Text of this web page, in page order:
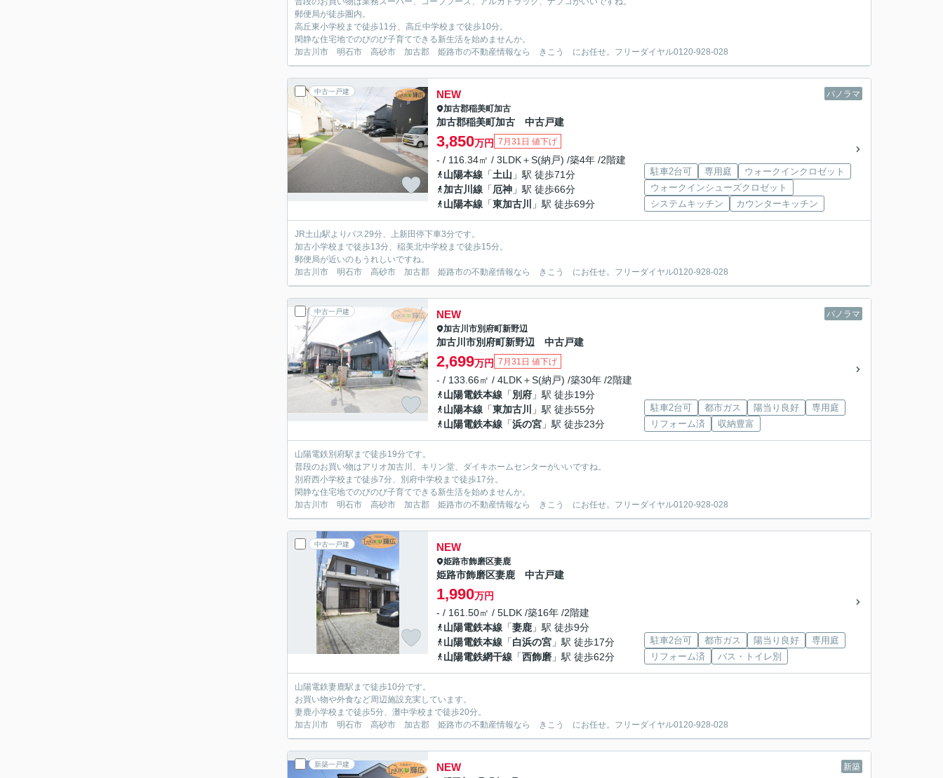
郵便局が徒歩圏内。
高丘東小学校まで徒歩11分、高丘中学校まで徒歩10分。
閑静な住宅地でのびのび子育てできる新生活を始めませんか。
加古川市 明石市 高砂市 加古郡 姫路市の不動産情報なら きこう にお任せ。フリーダイヤル0120-928-028
中古一戸建 パノラマ
NEW
加古郡稲美町加古
加古郡稲美町加古 中古戸建
3,850万円 7月31日 値下げ
- / 116.34㎡ / 3LDK＋S(納戸) /築4年 /2階建
山陽本線 「土山 」駅 徒歩71分
加古川線 「厄神 」駅 徒歩66分
山陽本線 「東加古川 」駅 徒歩69分
駐車2台可 専用庭
ウォークインクロゼット
ウォークインシューズクロゼット
システムキッチン
カウンターキッチン
JR土山駅よりバス29分、上新田停下車3分です。
加古小学校まで徒歩13分、稲美北中学校まで徒歩15分。
郵便局が近いのもうれしいですね。
加古川市 明石市 高砂市 加古郡 姫路市の不動産情報なら きこう にお任せ。フリーダイヤル0120-928-028
中古一戸建 パノラマ
NEW
加古川市別府町新野辺
加古川市別府町新野辺 中古戸建
2,699万円 7月31日 値下げ
- / 133.66㎡ / 4LDK＋S(納戸) /築30年 /2階建
山陽電鉄本線 「別府 」駅 徒歩19分
山陽本線 「東加古川
」駅 徒歩55分
山陽電鉄本線 「浜の宮 」駅 徒歩23分
駐車2台可 都市ガス 陽当り良好
専用庭
リフォーム済
収納豊富
山陽電鉄別府駅まで徒歩19分です。
普段のお買い物はアリオ加古川、キリン堂、ダイキホームセンターがいいですね。
別府西小学校まで徒歩7分、別府中学校まで徒歩17分。
閑静な住宅地でのびのび子育てできる新生活を始めませんか。
加古川市 明石市 高砂市 加古郡 姫路市の不動産情報なら きこう にお任せ。フリーダイヤル0120-928-028
中古一戸建 NEW
姫路市飾磨区妻鹿
姫路市飾磨区妻鹿 中古戸建
1,990万円
- / 161.50㎡ / 5LDK /築16年 /2階建
山陽電鉄本線 「妻鹿 」駅 徒歩9分
山陽電鉄本線 「白浜の宮 」駅 徒歩17分
山陽電鉄網干線 「西飾磨 」駅 徒歩62分
駐車2台可 都市ガス 陽当り良好
専用庭
リフォーム済
バス・トイレ別
山陽電鉄妻鹿駅まで徒歩10分です。
お買い物や外食など周辺施設充実しています。
妻鹿小学校まで徒歩5分、灘中学校まで徒歩20分。
加古川市 明石市 高砂市 加古郡 姫路市の不動産情報なら きこう にお任せ。フリーダイヤル0120-928-028
新築一戸建 新築
NEW